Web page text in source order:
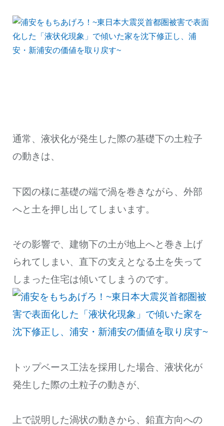
通常、液状化が発生した際の基礎下の土粒子
の動きは、
下図の様に基礎の端で渦を巻きながら、外部
へと土を押し出してしまいます。
その影響で、建物下の土が地上へと巻き上げ
られてしまい、直下の支えとなる土を失って
しまった住宅は傾いてしまうのです。
トップベース工法を採用した場合、液状化が
発生した際の土粒子の動きが、
上で説明した渦状の動きから、鉛直方向への